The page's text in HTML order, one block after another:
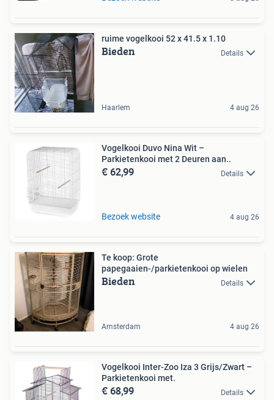
ruime vogelkooi 52 x 41.5 x 1.10
Bieden Details
Haarlem 4 aug 26
Vogelkooi Duvo Nina Wit –
Parkietenkooi met 2 Deuren aan..
€ 62,99 Details
Bezoek website 4 aug 26
Te koop: Grote
papegaaien-/parkietenkooi op wielen
Bieden Details
Amsterdam 4 aug 26
Vogelkooi Inter-Zoo Iza 3 Grijs/Zwart –
Parkietenkooi met.
€ 68,99 Details